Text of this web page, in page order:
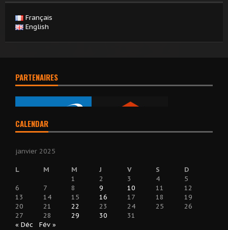
Français
English
PARTENAIRES
CALENDAR
janvier 2025
L M M J V S
D
1
2 3 4
5
6
7 8 9 10 11
12
13
14 15 16 17 18
19
20
21 22 23 24 25
26
27
28 29 30
31
« Déc
Fév »